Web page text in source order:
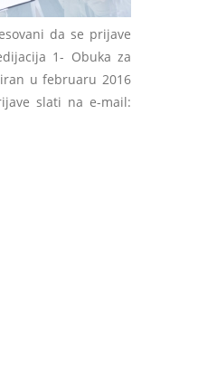
da se prijave
1- Obuka za
u februaru 2016
slati na e-mail: